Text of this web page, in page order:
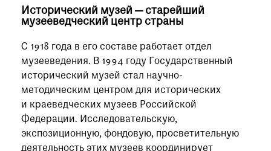
О музее
Магазин
Медиапортал
Детский сайт
технических работ,
Артиллерийский двор временно
Специальный температурный
режим
В залах Исторического музея
установлен специальный
температурный режим: 18-20 °C.
Просим вас учитывать это
при посещении музея
Исторический музей — старейший
музееведческий центр страны
С 1918 года в его составе работает отдел
музееведения. В 1994 году Государственный
исторический музей стал научно-
методическим центром для исторических
и краеведческих музеев Российской
Федерации. Исследовательскую,
экспозиционную, фондовую, просветительную
деятельность этих музеев координирует